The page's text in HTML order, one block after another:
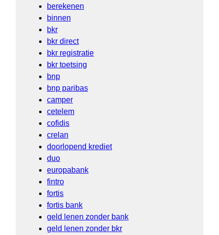
berekenen
binnen
bkr
bkr direct
bkr registratie
bkr toetsing
bnp
bnp paribas
camper
cetelem
cofidis
crelan
doorlopend krediet
duo
europabank
fintro
fortis
fortis bank
geld lenen zonder bank
geld lenen zonder bkr